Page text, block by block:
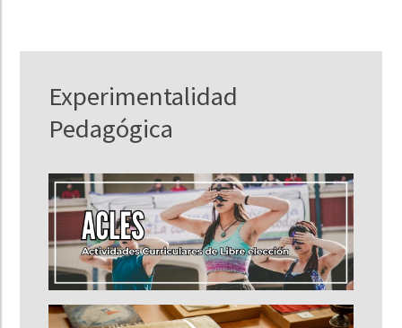
Experimentalidad
Pedagógica